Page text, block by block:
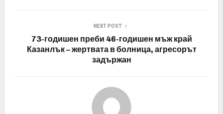
NEXT POST
73-годишен преби 46-годишен мъж край
Казанлък – жертвата в болница, агресорът
задържан